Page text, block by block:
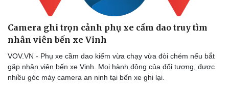
Camera ghi trọn cảnh phụ xe cầm dao truy tìm
nhân viên bến xe Vinh
VOV.VN - Phụ xe cầm dao kiếm vừa chạy vừa đòi chém nếu bắt
gặp nhân viên bến xe Vinh. Mọi hành động của đối tượng, được
nhiều góc máy camera an ninh tại bến xe ghi lại.